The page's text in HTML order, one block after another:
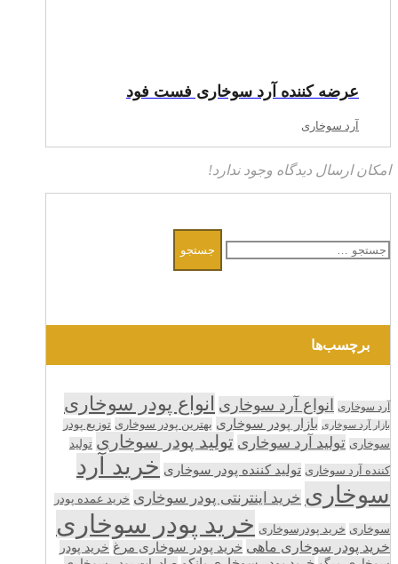
عرضه‌ کننده آرد سوخاری فست فود
آرد سوخاری
امکان ارسال دیدگاه وجود ندارد!
برای:
برچسب‌ها
آرد سوخاری انواع آرد سوخاری انواع پودر سوخاری
بازار آرد سوخاری بازار پودر سوخاری بهترین پودر سوخاری توزیع پودر
سوخاری تولید آرد سوخاری تولید پودر سوخاری تولید
کننده آرد سوخاری تولید کننده پودر سوخاری خرید آرد
سوخاری خرید اینترنتی پودر سوخاری خرید عمده پودر
سوخاری خرید پودرسوخاری خرید پودر سوخاری
خرید پودر سوخاری ماهی خرید پودر سوخاری مرغ خرید پودر